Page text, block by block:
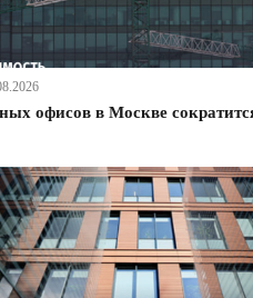
офисов в Москве